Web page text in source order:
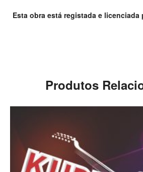
Esta obra está registada e licenciada
Produtos